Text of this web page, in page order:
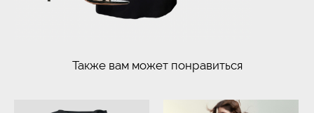
Также вам может понравиться